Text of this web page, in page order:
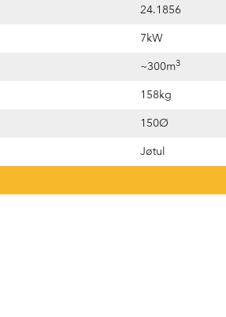
24.1856
7kW
~300m3
158kg
150Ø
Jøtul